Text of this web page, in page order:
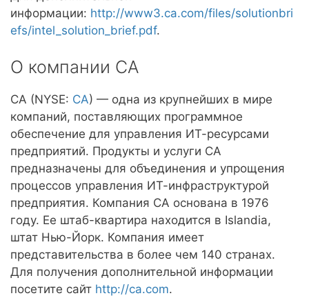
информации: http://www3.ca.com/files/solutionbri
efs/intel_solution_brief.pdf.
О компании CA
CA (NYSE: CA) — одна из крупнейших в мире
компаний, поставляющих программное
обеспечение для управления ИТ-ресурсами
предприятий. Продукты и услуги CA
предназначены для объединения и упрощения
процессов управления ИТ-инфраструктурой
предприятия. Компания CA основана в 1976
году. Ее штаб-квартира находится в Islandia,
штат Нью-Йорк. Компания имеет
представительства в более чем 140 странах.
Для получения дополнительной информации
посетите сайт http://ca.com.